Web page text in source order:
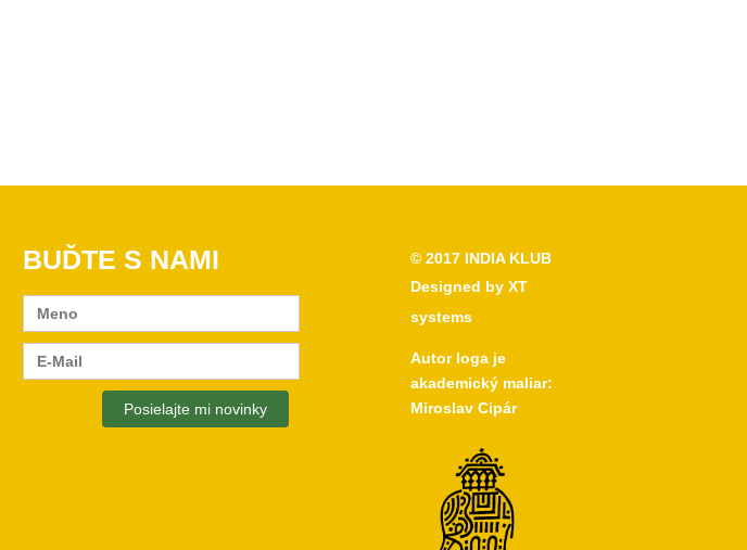
BUĎTE S NAMI © 2017 INDIA KLUB
Designed by XT
systems
Autor loga je
akademický maliar:
Miroslav Cipár